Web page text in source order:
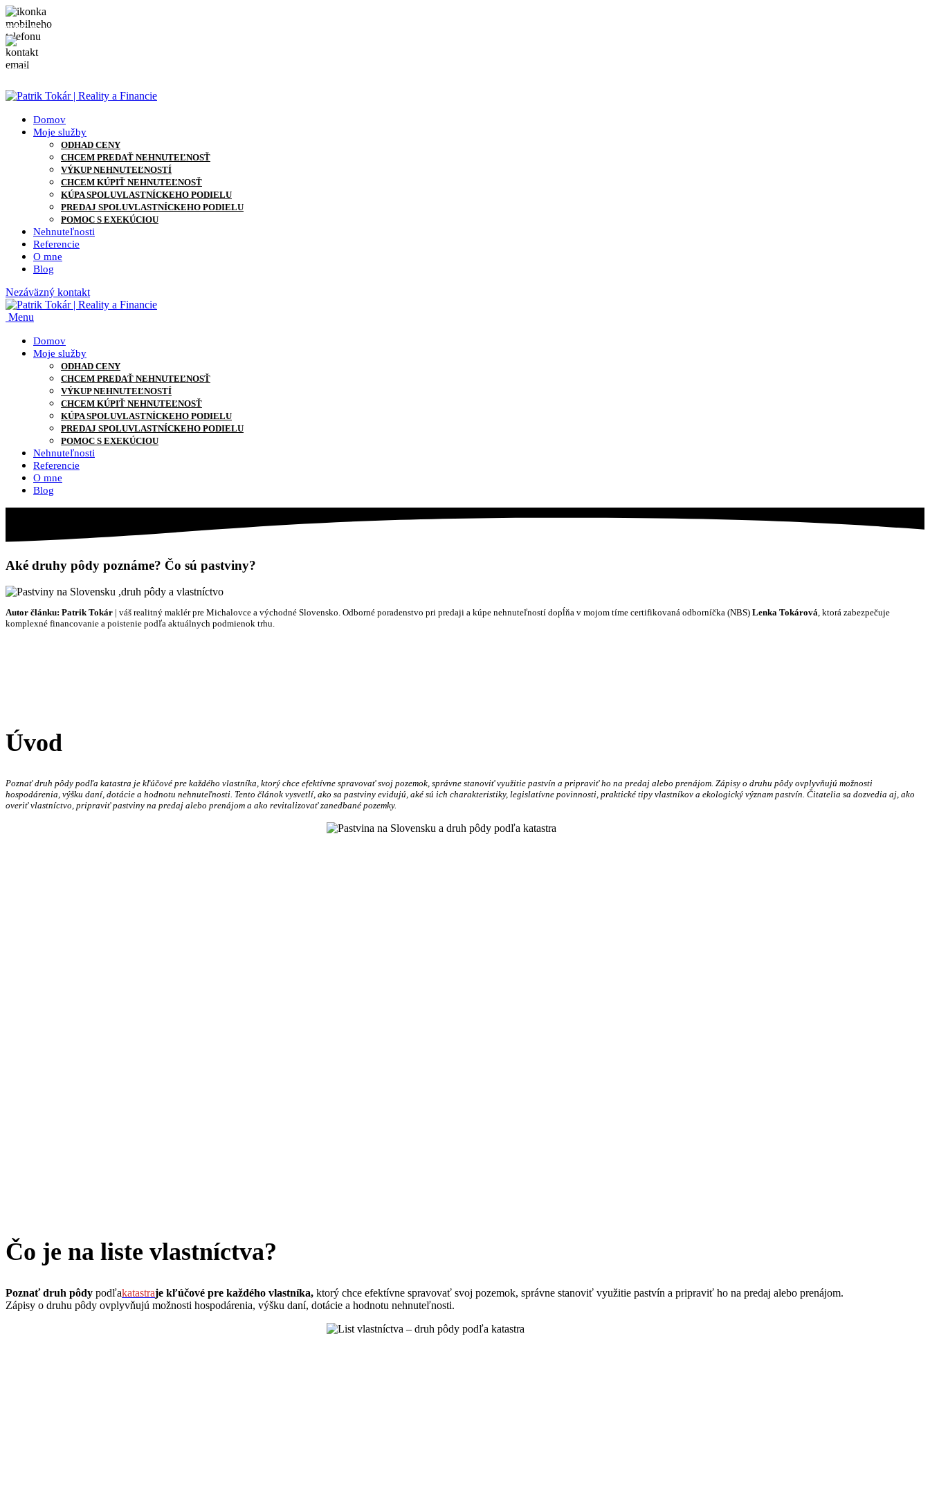
0905 871 127
info@patriktokar.sk
0905 871 127
Domov
Moje služby
ODHAD CENY
CHCEM PREDAŤ NEHNUTEĽNOSŤ
VÝKUP NEHNUTEĽNOSTÍ
CHCEM KÚPIŤ NEHNUTEĽNOSŤ
KÚPA SPOLUVLASTNÍCKEHO PODIELU
PREDAJ SPOLUVLASTNÍCKEHO PODIELU
POMOC S EXEKÚCIOU
Nehnuteľnosti
Referencie
O mne
Blog
Nezáväzný kontakt
Menu
Domov
Moje služby
ODHAD CENY
CHCEM PREDAŤ NEHNUTEĽNOSŤ
VÝKUP NEHNUTEĽNOSTÍ
CHCEM KÚPIŤ NEHNUTEĽNOSŤ
KÚPA SPOLUVLASTNÍCKEHO PODIELU
PREDAJ SPOLUVLASTNÍCKEHO PODIELU
POMOC S EXEKÚCIOU
Nehnuteľnosti
Referencie
O mne
Blog
Aké druhy pôdy poznáme? Čo sú pastviny?
Autor článku: Patrik Tokár | váš realitný maklér pre Michalovce a východné Slovensko. Odborné poradenstvo pri predaji a kúpe nehnuteľností dopĺňa v mojom tíme certifikovaná odborníčka (NBS) Lenka Tokárová, ktorá zabezpečuje
komplexné financovanie a poistenie podľa aktuálnych podmienok trhu.
Úvod
Poznať druh pôdy podľa katastra je kľúčové pre každého vlastníka, ktorý chce efektívne spravovať svoj pozemok, správne stanoviť využitie pastvín a pripraviť ho na predaj alebo prenájom. Zápisy o druhu pôdy ovplyvňujú možnosti
hospodárenia, výšku daní, dotácie a hodnotu nehnuteľnosti. Tento článok vysvetlí, ako sa pastviny evidujú, aké sú ich charakteristiky, legislatívne povinnosti, praktické tipy vlastníkov a ekologický význam pastvín. Čitatelia sa dozvedia aj, ako
overiť vlastníctvo, pripraviť pastviny na predaj alebo prenájom a ako revitalizovať zanedbané pozemky.
Čo je na liste vlastníctva?
Poznať druh pôdy podľakatastraje kľúčové pre každého vlastníka, ktorý chce efektívne spravovať svoj pozemok, správne stanoviť využitie pastvín a pripraviť ho na predaj alebo prenájom.
Zápisy o druhu pôdy ovplyvňujú možnosti hospodárenia, výšku daní, dotácie a hodnotu nehnuteľnosti.